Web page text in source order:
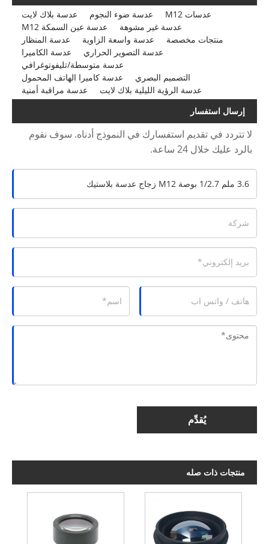
عدسة بلاك لايت
عدسة ضوء النجوم
عدسات M12
عدسة عين السمكة M12
عدسة غير مشوهة
عدسة المنظار
عدسة واسعة الزاوية
منتجات مخصصة
عدسة الكاميرا
عدسة التصوير الحراري
عدسة متوسطة/تليفوتوغرافي
عدسة كاميرا الهاتف المحمول
التصميم البصري
عدسة مراقبة أمنية
عدسة الرؤية الليلية بلاك لايت
إرسال استفسار
لا تتردد في تقديم استفسارك في النموذج أدناه. سوف نقوم
بالرد عليك خلال 24 ساعة.
يُقدِّم
منتجات ذات صله